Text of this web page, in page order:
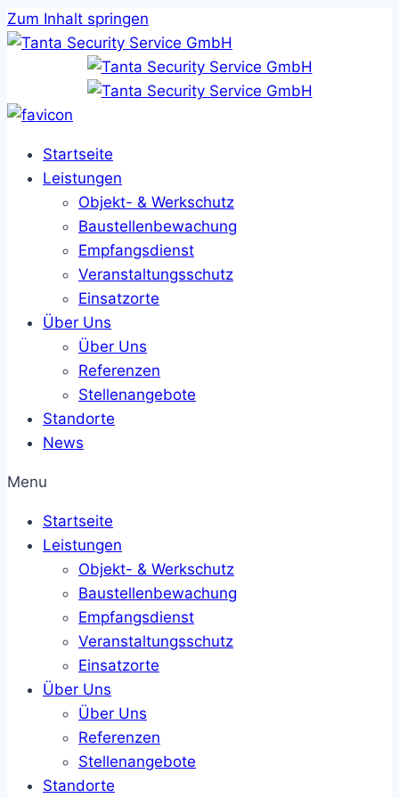
Zum Inhalt springen
Startseite
Leistungen
Objekt- & Werkschutz
Baustellenbewachung
Empfangsdienst
Veranstaltungsschutz
Einsatzorte
Über Uns
Über Uns
Referenzen
Stellenangebote
Standorte
News
Menu
Startseite
Leistungen
Objekt- & Werkschutz
Baustellenbewachung
Empfangsdienst
Veranstaltungsschutz
Einsatzorte
Über Uns
Über Uns
Referenzen
Stellenangebote
Standorte